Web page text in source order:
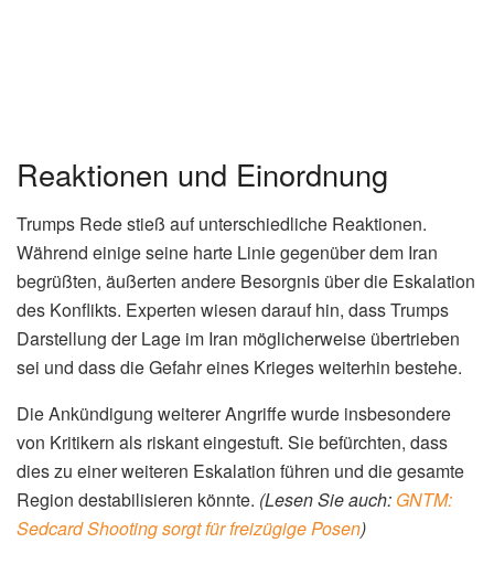
Reaktionen und Einordnung
Trumps Rede stieß auf unterschiedliche Reaktionen.
Während einige seine harte Linie gegenüber dem Iran
begrüßten, äußerten andere Besorgnis über die Eskalation
des Konflikts. Experten wiesen darauf hin, dass Trumps
Darstellung der Lage im Iran möglicherweise übertrieben
sei und dass die Gefahr eines Krieges weiterhin bestehe.
Die Ankündigung weiterer Angriffe wurde insbesondere
von Kritikern als riskant eingestuft. Sie befürchten, dass
dies zu einer weiteren Eskalation führen und die gesamte
Region destabilisieren könnte. (Lesen Sie auch: GNTM:
Sedcard Shooting sorgt für freizügige Posen)